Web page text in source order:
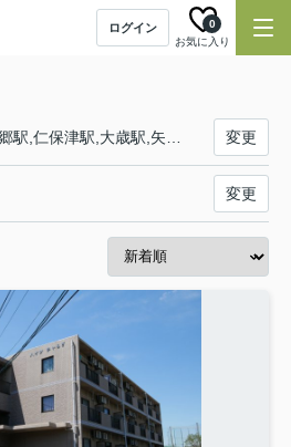
ログイン
お気に入り
0
変更
変更